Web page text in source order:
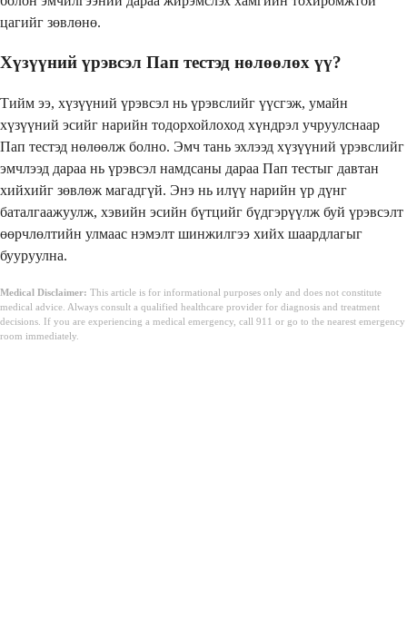
цагийг зөвлөнө.
Хүзүүний үрэвсэл Пап тестэд нөлөөлөх үү?
Тийм ээ, хүзүүний үрэвсэл нь үрэвслийг үүсгэж, умайн
хүзүүний эсийг нарийн тодорхойлоход хүндрэл учруулснаар
Пап тестэд нөлөөлж болно. Эмч тань эхлээд хүзүүний үрэвслийг
эмчлээд дараа нь үрэвсэл намдсаны дараа Пап тестыг давтан
хийхийг зөвлөж магадгүй. Энэ нь илүү нарийн үр дүнг
баталгаажуулж, хэвийн эсийн бүтцийг бүдгэрүүлж буй үрэвсэлт
өөрчлөлтийн улмаас нэмэлт шинжилгээ хийх шаардлагыг
бууруулна.
Medical Disclaimer: This article is for informational purposes only and does not constitute
medical advice. Always consult a qualified healthcare provider for diagnosis and treatment
decisions. If you are experiencing a medical emergency, call 911 or go to the nearest emergency
room immediately.